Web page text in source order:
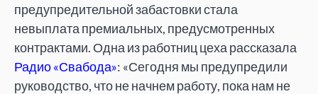
предупредительной забастовки стала
невыплата премиальных, предусмотренных
контрактами. Одна из работниц цеха рассказала
Радио «Свабода»: «Сегодня мы предупредили
руководство, что не начнем работу, пока нам не